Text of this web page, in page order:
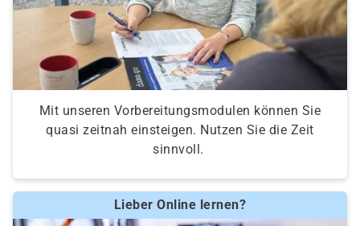
Mit unseren Vorbereitungsmodulen können Sie
quasi zeitnah einsteigen. Nutzen Sie die Zeit
sinnvoll.
Lieber Online lernen?